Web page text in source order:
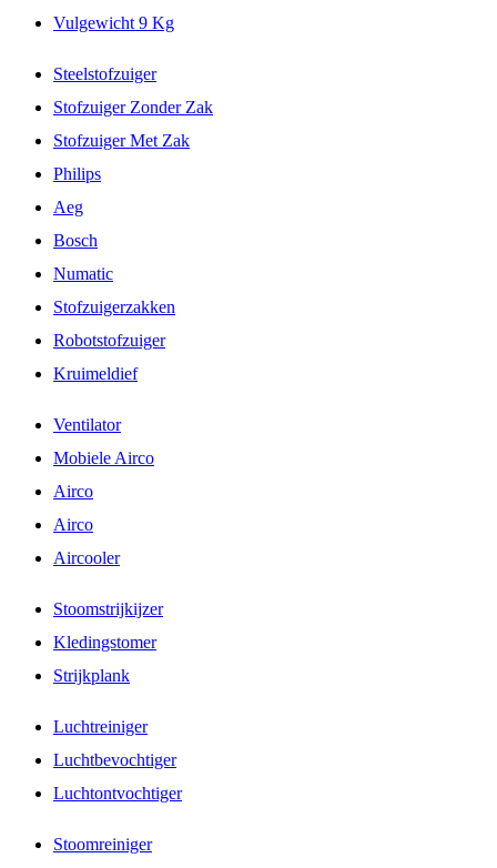
Vulgewicht 9 Kg
Steelstofzuiger
Stofzuiger Zonder Zak
Stofzuiger Met Zak
Philips
Aeg
Bosch
Numatic
Stofzuigerzakken
Robotstofzuiger
Kruimeldief
Ventilator
Mobiele Airco
Airco
Airco
Aircooler
Stoomstrijkijzer
Kledingstomer
Strijkplank
Luchtreiniger
Luchtbevochtiger
Luchtontvochtiger
Stoomreiniger